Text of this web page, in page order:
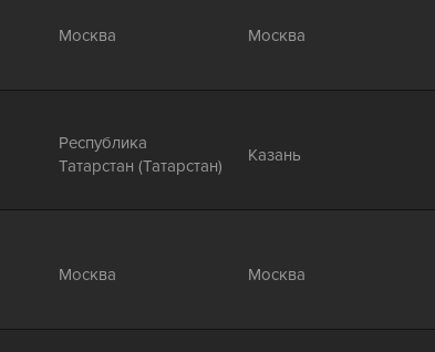
Москва Москва
Республика
Татарстан (Татарстан)
Казань
Москва Москва